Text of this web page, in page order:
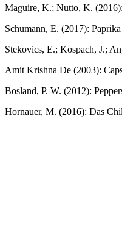
Maguire, K.; Nutto, K.
Schumann, E. (2017):
Stekovics, E.; Kospach, J.;
Amit Krishna De (2003):
Bosland, P. W. (2012):
Hornauer, M. (2016): Das